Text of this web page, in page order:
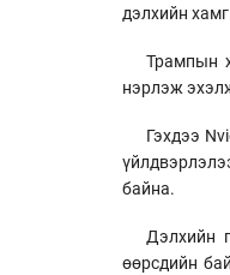
дэлхийн
Трампын
нэрлэж
Гэхдээ
байна.
Дэлхийн
өөрсдийн